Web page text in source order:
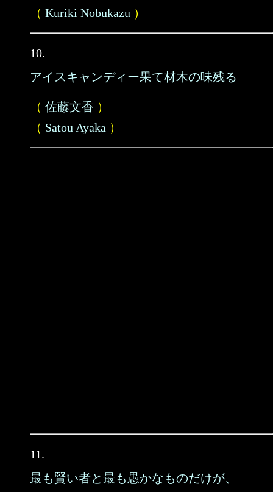
（ Kuriki Nobukazu ）
10.
アイスキャンディー果て材木の味残る
（ 佐藤文香 ）
（ Satou Ayaka ）
11.
最も賢い者と最も愚かなものだけが、